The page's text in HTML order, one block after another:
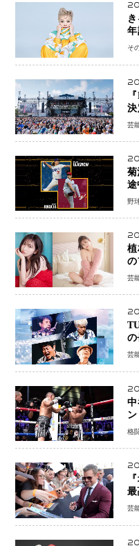
そ
「
芸
菊
を
野
植
者
芸
の
芸
格
ジ
芸